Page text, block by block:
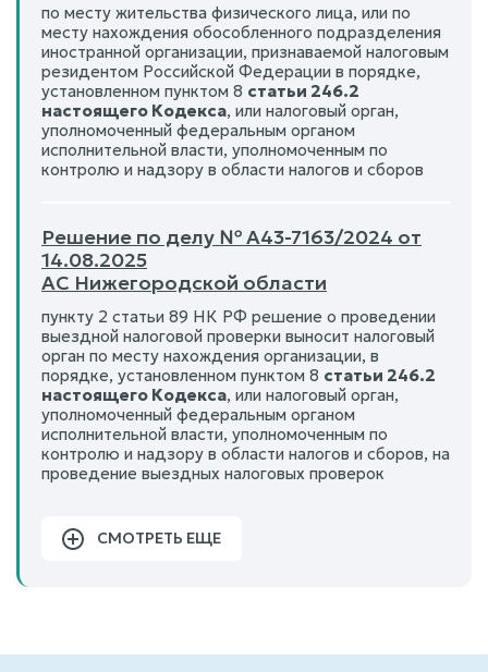
по месту жительства физического лица, или по
месту нахождения обособленного подразделения
иностранной организации, признаваемой налоговым
резидентом Российской Федерации в порядке,
установленном пунктом 8 статьи 246.2
настоящего Кодекса, или налоговый орган,
уполномоченный федеральным органом
исполнительной власти, уполномоченным по
контролю и надзору в области налогов и сборов
Решение по делу № А43-7163/2024 от
14.08.2025
АС Нижегородской области
пункту 2 статьи 89 НК РФ решение о проведении
выездной налоговой проверки выносит налоговый
орган по месту нахождения организации, в
порядке, установленном пунктом 8 статьи 246.2
настоящего Кодекса, или налоговый орган,
уполномоченный федеральным органом
исполнительной власти, уполномоченным по
контролю и надзору в области налогов и сборов, на
проведение выездных налоговых проверок
СМОТРЕТЬ ЕЩЕ